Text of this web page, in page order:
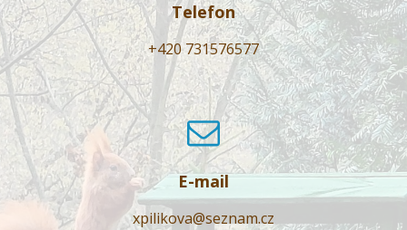
Telefon
+420 731576577
E-mail
xpilikova@seznam.cz